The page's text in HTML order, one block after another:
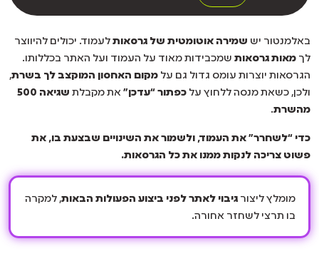
באלמנטור יש שמירה אוטומטית של גרסאותלעמוד. יכולים להיווצר
לך מאות גרסאות שמכבידות מאוד על העמוד ועל האתר בכללותו.
הגרסאות יוצרות עומס גדול גם על מקום האחסון המוקצב לך בשרת,
ולכן, כשאת מנסה ללחוץ על כפתור “עדכן”את מקבלת שגיאה 500
מהשרת.
כדי “לשחרר” את העמוד, ולשמור את השינויים שבצעת בו, את
פשוט צריכה לנקות ממנו את כל הגרסאות.
מומלץ ליצור גיבוי לאתרלפני ביצוע הפעולות הבאות, למקרה
בו תרצי לשחזר אחורה.